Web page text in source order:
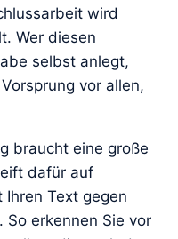
wird
Wer diesen
selbst anlegt,
vor allen,
braucht eine große
dafür auf
Text gegen
. So erkennen Sie vor